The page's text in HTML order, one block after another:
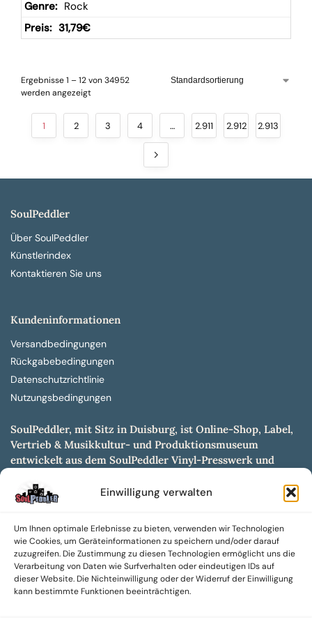
Einwilligung verwalten
Um Ihnen optimale Erlebnisse zu bieten, verwenden wir Technologien
wie Cookies, um Geräteinformationen zu speichern und/oder darauf
zuzugreifen. Die Zustimmung zu diesen Technologien ermöglicht uns die
Verarbeitung von Daten wie Surfverhalten oder eindeutigen IDs auf
dieser Website. Die Nichteinwilligung oder der Widerruf der Einwilligung
kann bestimmte Funktionen beeinträchtigen.
Rock
31,79€
Ergebnisse 1 – 12 von 34952
werden angezeigt
1 2 3 4 … 2.911 2.912 2.913
SoulPeddler
Über SoulPeddler
Künstlerindex
Kontaktieren Sie uns
Kundeninformationen
Versandbedingungen
Rückgabebedingungen
Datenschutzrichtlinie
Nutzungsbedingungen
SoulPeddler, mit Sitz in Duisburg, ist Online-Shop, Label,
Vertrieb & Musikkultur- und Produktionsmuseum
entwickelt aus dem SoulPeddler Vinyl-Presswerk und
Wir bieten eine breite Auswahl an sowohl hochgradig
Vinyl, CD und weiteren Medien.
Sowohl neue als auch gebrauchte, nach Zustand bewertete
Tonträger sind aus unserem Archiv mit über 300.000
Titeln erhältlich.